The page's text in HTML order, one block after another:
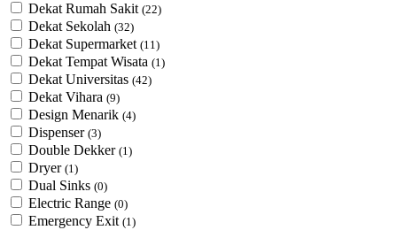
Dekat Rumah Sakit (22)
Dekat Sekolah (32)
Dekat Supermarket (11)
Dekat Tempat Wisata (1)
Dekat Universitas (42)
Dekat Vihara (9)
Design Menarik (4)
Dispenser (3)
Double Dekker (1)
Dryer (1)
Dual Sinks (0)
Electric Range (0)
Emergency Exit (1)